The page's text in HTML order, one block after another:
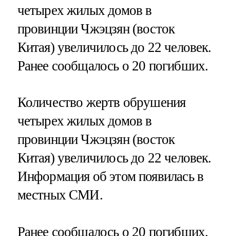
четырех жилых домов в
провинции Чжэцзян (восток
Китая) увеличилось до 22 человек.
Ранее сообщалось о 20 погибших.
Количество жертв обрушения
четырех жилых домов в
провинции Чжэцзян (восток
Китая) увеличилось до 22 человек.
Информация об этом появилась в
местных СМИ.
Ранее сообщалось о 20 погибших.